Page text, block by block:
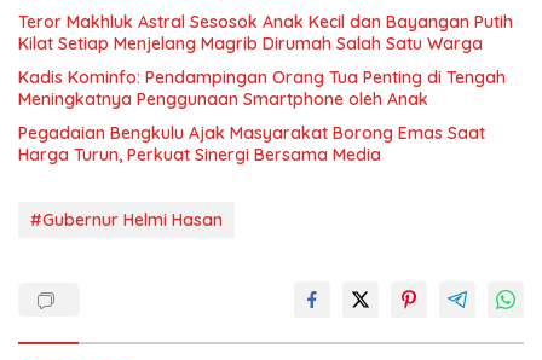
Teror Makhluk Astral Sesosok Anak Kecil dan Bayangan Putih
Kilat Setiap Menjelang Magrib Dirumah Salah Satu Warga
Kadis Kominfo: Pendampingan Orang Tua Penting di Tengah
Meningkatnya Penggunaan Smartphone oleh Anak
Pegadaian Bengkulu Ajak Masyarakat Borong Emas Saat
Harga Turun, Perkuat Sinergi Bersama Media
#Gubernur Helmi Hasan